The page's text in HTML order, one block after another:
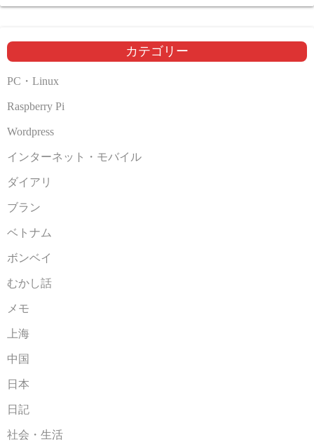
カ
ブ
カテゴリー
PC・Linux
Raspberry Pi
Wordpress
インターネット・モバイル
ダイアリ
ブラン
ベトナム
ボンベイ
むかし話
メモ
上海
中国
日本
日記
社会・生活